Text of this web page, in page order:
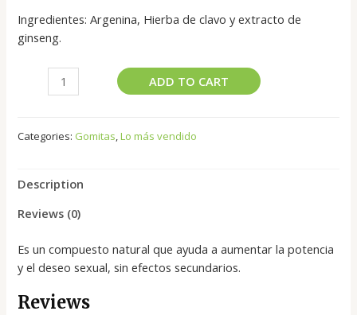
Ingredientes: Argenina, Hierba de clavo y extracto de
ginseng.
ADD TO CART
Categories: Gomitas,Lo más vendido
Description
Reviews (0)
Es un compuesto natural que ayuda a aumentar la potencia
y el deseo sexual, sin efectos secundarios.
Reviews